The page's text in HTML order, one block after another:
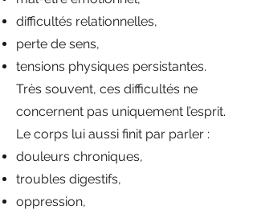
difficultés relationnelles,
perte de sens,
tensions physiques persistantes.
Très souvent, ces difficultés ne
concernent pas uniquement l’esprit.
Le corps lui aussi finit par parler :
douleurs chroniques,
troubles digestifs,
oppression,